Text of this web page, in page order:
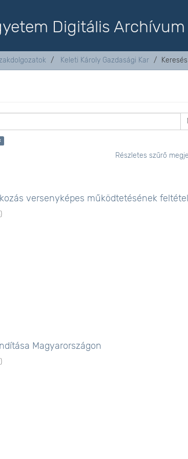
Digitális Archívum
Keleti Károly Gazdasági Kar Keresés
Részletes szűrő
versenyképes működtetésének
)
Magyarországon
)